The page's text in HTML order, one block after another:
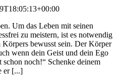
Um das Leben mit seinen
zu meistern, ist es notwendig
Körpers bewusst sein. Der Körper
wenn dein Geist und dein Ego
schon noch!“ Schenke deinem
er [...]